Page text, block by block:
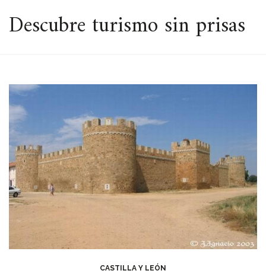
ESPACIO
Descubre turismo sin prisas
CASTILLA Y LEÓN